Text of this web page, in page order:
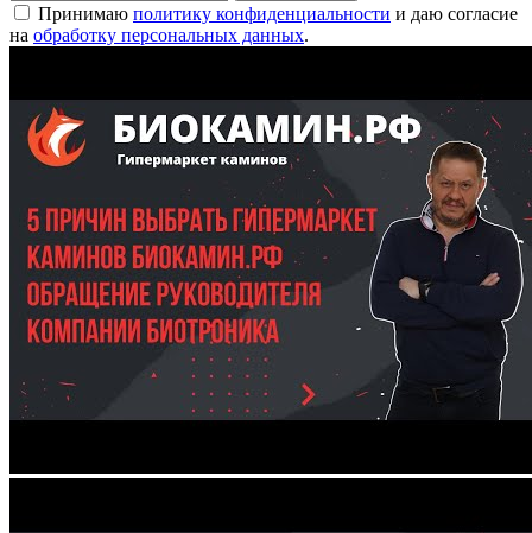
Принимаю политику конфиденциальности и даю согласие
на обработку персональных данных.